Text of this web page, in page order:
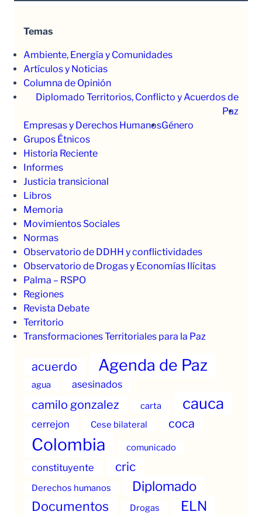
Temas
Ambiente, Energía y Comunidades
Artículos y Noticias
Columna de Opinión
Diplomado Territorios, Conflicto y Acuerdos de
Paz
Empresas y Derechos HumanosGénero
Grupos Étnicos
Historia Reciente
Informes
Justicia transicional
Libros
Memoria
Movimientos Sociales
Normas
Observatorio de DDHH y conflictividades
Observatorio de Drogas y Economías Ilícitas
Palma – RSPO
Regiones
Revista Debate
Territorio
Transformaciones Territoriales para la Paz
acuerdo Agenda de Paz
agua asesinados
camilo gonzalez carta cauca
cerrejon Cese bilateral coca
Colombia comunicado
constituyente cric
Derechos humanos Diplomado
Documentos Drogas ELN